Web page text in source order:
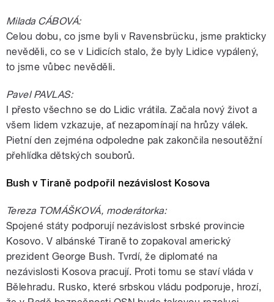
Milada CÁBOVÁ:
Celou dobu, co jsme byli v Ravensbrücku, jsme prakticky
nevěděli, co se v Lidicích stalo, že byly Lidice vypálený,
to jsme vůbec nevěděli.
Pavel PAVLAS:
I přesto všechno se do Lidic vrátila. Začala nový život a
všem lidem vzkazuje, ať nezapomínají na hrůzy válek.
Pietní den zejména odpoledne pak zakončila nesoutěžní
přehlídka dětských souborů.
Bush v Tiraně podpořil nezávislost Kosova
Tereza TOMÁŠKOVÁ, moderátorka:
Spojené státy podporují nezávislost srbské provincie
Kosovo. V albánské Tiraně to zopakoval americký
prezident George Bush. Tvrdí, že diplomaté na
nezávislosti Kosova pracují. Proti tomu se staví vláda v
Bělehradu. Rusko, které srbskou vládu podporuje, hrozí,